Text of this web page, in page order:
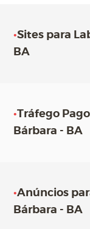
•Sites para
BA
•Tráfego
Bárbara - BA
•Anúncios
Bárbara - BA